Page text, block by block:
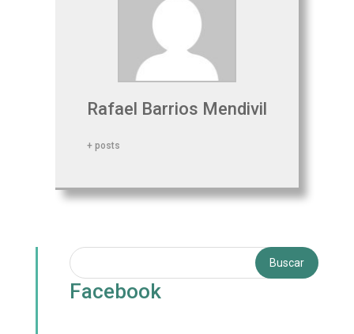
Rafael Barrios Mendivil
+ posts
Facebook